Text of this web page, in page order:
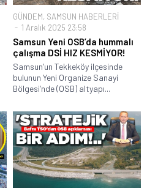
GÜNDEM, SAMSUN HABERLERİ
1 Aralık 2025 23:58
Samsun Yeni OSB’da hummalı
çalışma DSİ HIZ KESMİYOR!
Samsun’un Tekkeköy ilçesinde
bulunun Yeni Organize Sanayi
Bölgesi’nde (OSB) altyapı...